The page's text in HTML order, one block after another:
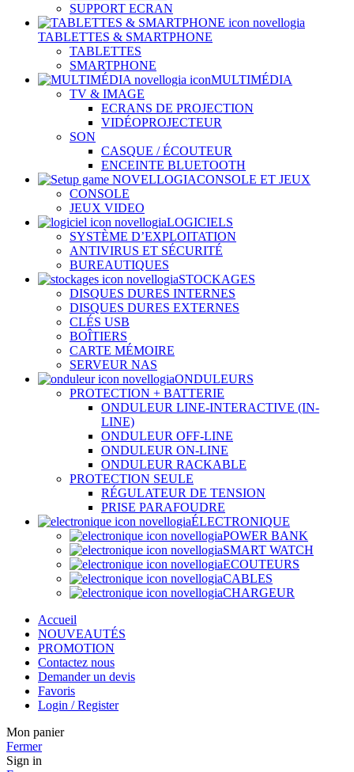
SUPPORT ECRAN
TABLETTES & SMARTPHONE
TABLETTES
SMARTPHONE
MULTIMÉDIA
TV & IMAGE
ECRANS DE PROJECTION
VIDÉOPROJECTEUR
SON
CASQUE / ÉCOUTEUR
ENCEINTE BLUETOOTH
CONSOLE ET JEUX
CONSOLE
JEUX VIDEO
LOGICIELS
SYSTÈME D’EXPLOITATION
ANTIVIRUS ET SÉCURITÉ
BUREAUTIQUES
STOCKAGES
DISQUES DURES INTERNES
DISQUES DURES EXTERNES
CLÉS USB
BOÎTIERS
CARTE MÉMOIRE
SERVEUR NAS
ONDULEURS
PROTECTION + BATTERIE
ONDULEUR LINE-INTERACTIVE (IN-
LINE)
ONDULEUR OFF-LINE
ONDULEUR ON-LINE
ONDULEUR RACKABLE
PROTECTION SEULE
RÉGULATEUR DE TENSION
PRISE PARAFOUDRE
ÉLECTRONIQUE
POWER BANK
SMART WATCH
ECOUTEURS
CABLES
CHARGEUR
Accueil
NOUVEAUTÉS
PROMOTION
Contactez nous
Demander un devis
Favoris
Login / Register
Mon panier
Fermer
Sign in